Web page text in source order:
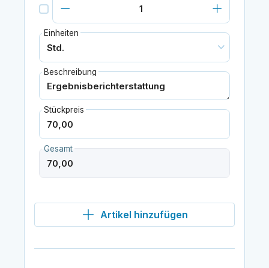
Einheiten
Beschreibung
Stückpreis
Gesamt
Artikel hinzufügen